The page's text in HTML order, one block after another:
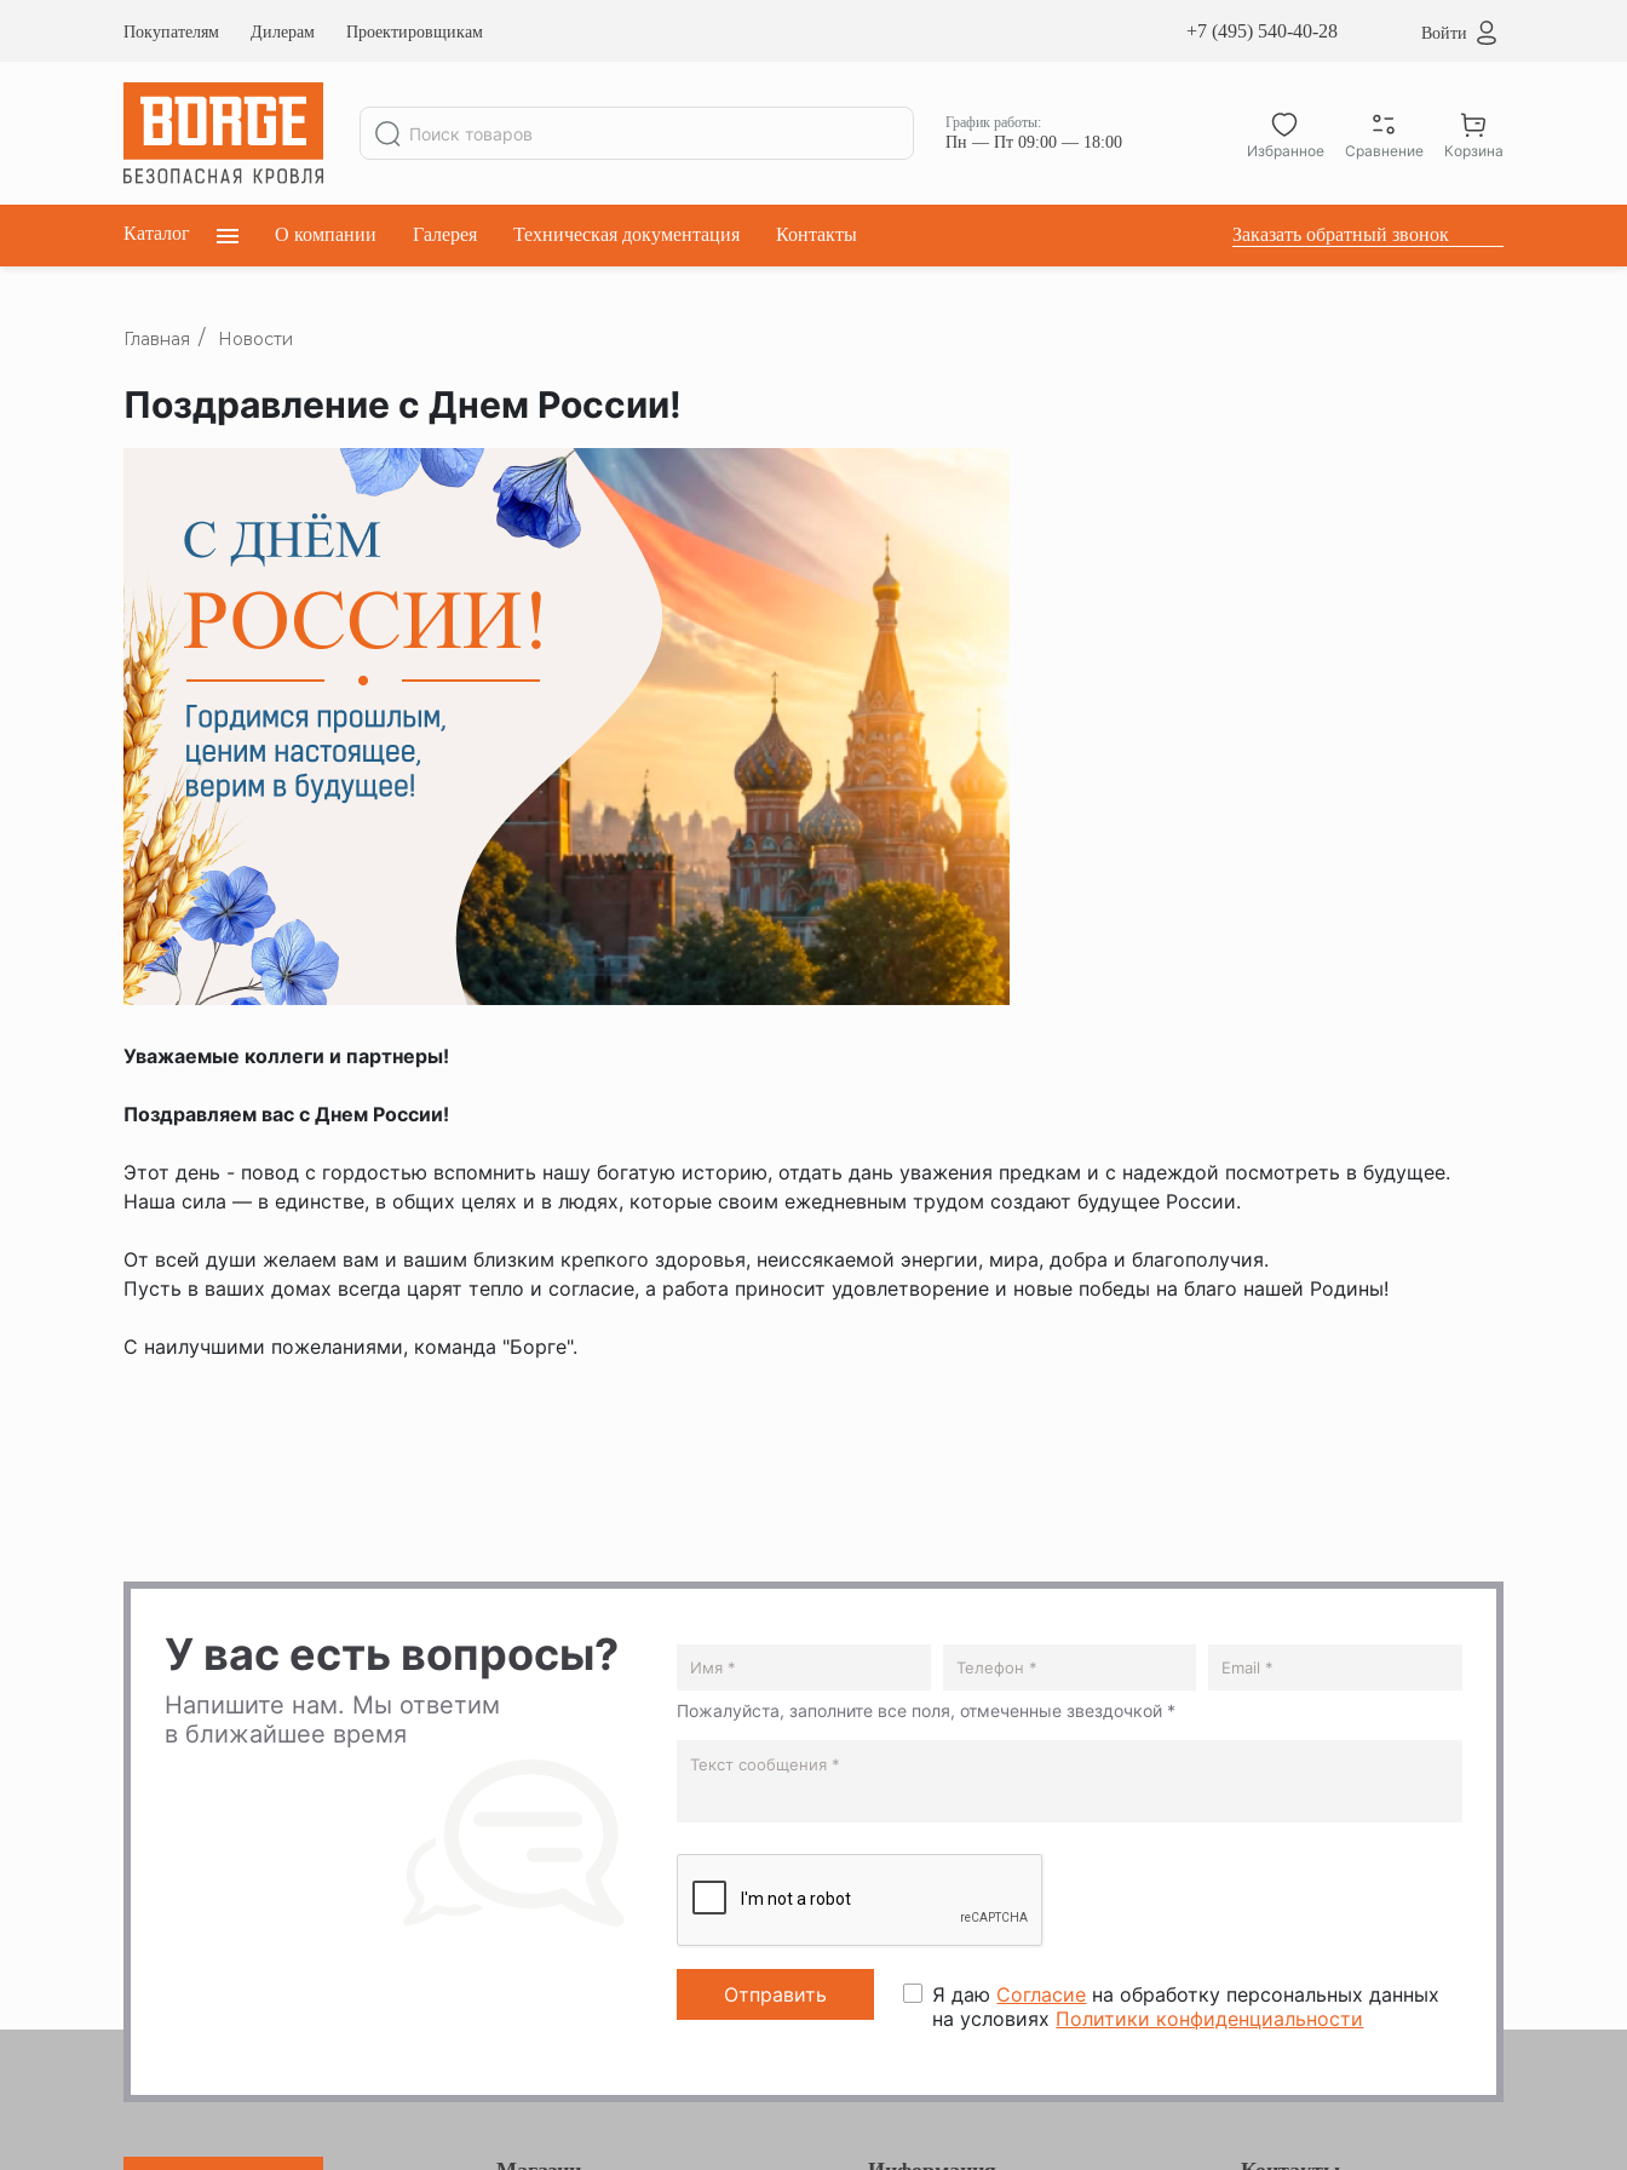
Покупателям Дилерам Проектировщикам +7 (495) 540-40-28 Войти
График работы:
Пн — Пт 09:00 — 18:00 Избранное Сравнение Корзина
Каталог
Ограждения парапетные
Чердачные лестницы ATICCO
О компании Галерея Техническая документация Контакты Заказать обратный звонок
Главная Новости
Поздравление с Днем России!
Уважаемые коллеги и партнеры!
Поздравляем вас с Днем России!
Этот день - повод с гордостью вспомнить нашу богатую историю, отдать дань уважения предкам и с надеждой посмотреть в будущее.
Наша сила — в единстве, в общих целях и в людях, которые своим ежедневным трудом создают будущее России.
От всей души желаем вам и вашим близким крепкого здоровья, неиссякаемой энергии, мира, добра и благополучия.
Пусть в ваших домах всегда царят тепло и согласие, а работа приносит удовлетворение и новые победы на благо нашей Родины!
С наилучшими пожеланиями, команда "Борге".
У вас есть вопросы?
Напишите нам. Мы ответим
в ближайшее время
Пожалуйста, заполните все поля, отмеченные звездочкой *
Я даю Согласие на обработку персональных данных
на условиях Политики конфиденциальности